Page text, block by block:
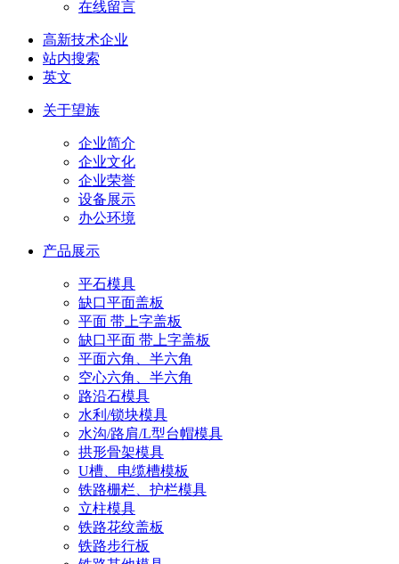
在线留言
高新技术企业
站内搜索
英文
关于望族
企业简介
企业文化
企业荣誉
设备展示
办公环境
产品展示
平石模具
缺口平面盖板
平面 带上字盖板
缺口平面 带上字盖板
平面六角、半六角
空心六角、半六角
路沿石模具
水利/锁块模具
水沟/路肩/L型台帽模具
拱形骨架模具
U槽、电缆槽模板
铁路栅栏、护栏模具
立柱模具
铁路花纹盖板
铁路步行板